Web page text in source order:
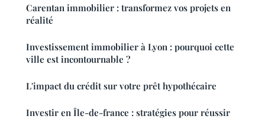
Carentan immobilier : transformez vos projets en
réalité
Investissement immobilier à Lyon : pourquoi cette
ville est incontournable ?
L'impact du crédit sur votre prêt hypothécaire
Investir en Île-de-france : stratégies pour réussir